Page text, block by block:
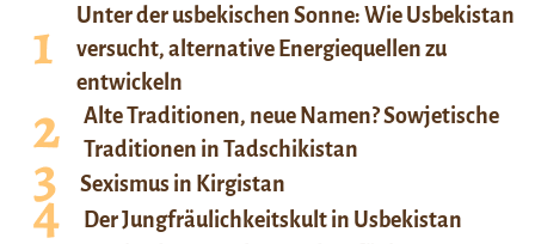
Unter der usbekischen Sonne: Wie Usbekistan
versucht, alternative Energiequellen zu
entwickeln
Alte Traditionen, neue Namen? Sowjetische
Traditionen in Tadschikistan
Sexismus in Kirgistan
Der Jungfräulichkeitskult in Usbekistan